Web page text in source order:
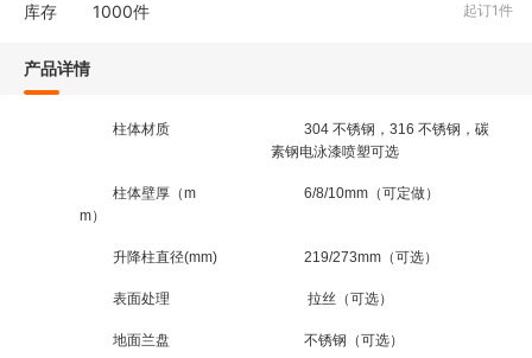
库存 1000件 起订1件
产品详情
柱体材质
304 不锈钢，316 不锈钢，碳
素钢电泳漆喷塑可选
柱体壁厚（m
m）
6/8/10mm（可定做）
升降柱直径(mm) 219/273mm（可选）
表面处理 拉丝（可选）
地面兰盘 不锈钢（可选）